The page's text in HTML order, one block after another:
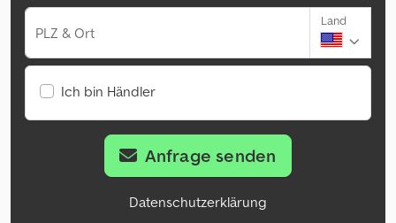
PLZ & Ort
Land
Ich bin Händler
Anfrage senden
Datenschutzerklärung